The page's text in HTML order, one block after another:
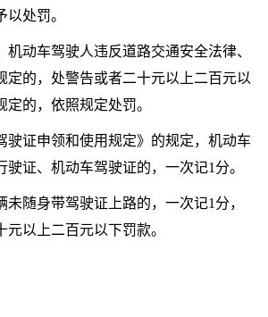
处罚。
机动车驾驶人违反道路交通安全法律、
定的，处警告或者二十元以上二百元以
的，依照规定处罚。
驶证申领和使用规定》的规定，机动车
驶证、机动车驾驶证的，一次记1分。
未随身带驾驶证上路的，一次记1分，
以上二百元以下罚款。